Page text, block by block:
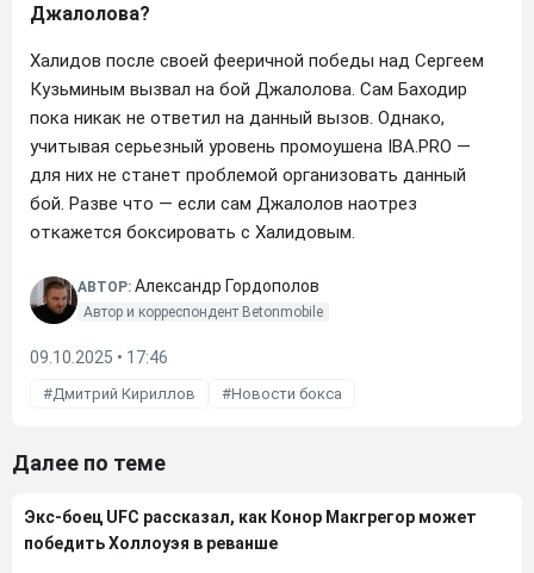
Джалолова?
Халидов после своей фееричной победы над Сергеем
Кузьминым вызвал на бой Джалолова. Сам Баходир
пока никак не ответил на данный вызов. Однако,
учитывая серьезный уровень промоушена IBA.PRO —
для них не станет проблемой организовать данный
бой. Разве что — если сам Джалолов наотрез
откажется боксировать с Халидовым.
АВТОР: Александр Гордополов
Автор и корреспондент Betonmobile
09.10.2025 • 17:46
Дмитрий Кириллов Новости бокса
Далее по теме
Экс-боец UFC рассказал, как Конор Макгрегор может
победить Холлоуэя в реванше